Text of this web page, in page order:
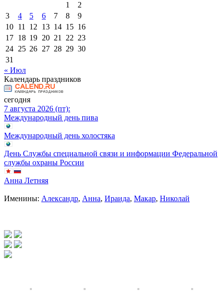
1
2
3
4 5 6 7 8
9
10 11 12 13 14 15 16
17 18 19 20 21 22 23
24 25 26 27 28 29 30
31
« Июл
Календарь праздников
сегодня
7 августа 2026 (пт):
Международный день пива
Международный день холостяка
День Службы специальной связи и информации Федеральной
службы охраны России
Анна Летняя
Именины: Александр, Анна, Ираида, Макар, Николай